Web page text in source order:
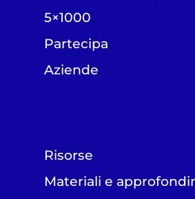
5×1000
Partecipa
Aziende
Risorse
Materiali e